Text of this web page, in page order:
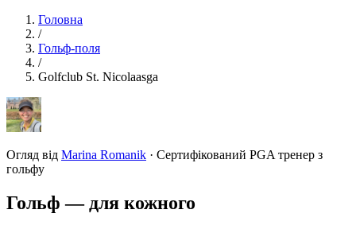
Головна
/
Гольф-поля
/
Golfclub St. Nicolaasga
Огляд від Marina Romanik · Сертифікований PGA тренер з
гольфу
Гольф — для кожного